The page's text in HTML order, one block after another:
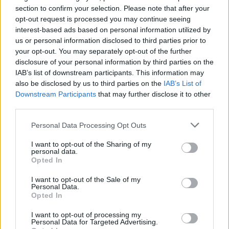
section to confirm your selection. Please note that after your
opt-out request is processed you may continue seeing
interest-based ads based on personal information utilized by
us or personal information disclosed to third parties prior to
your opt-out. You may separately opt-out of the further
disclosure of your personal information by third parties on the
IAB’s list of downstream participants. This information may
also be disclosed by us to third parties on the IAB’s List of
Downstream Participants that may further disclose it to other
Personal Data Processing Opt Outs
I want to opt-out of the Sharing of my
personal data.
Opted In
I want to opt-out of the Sale of my
Personal Data.
Opted In
I want to opt-out of processing my
Personal Data for Targeted Advertising.
Αεροπορίανεκρός είναι ο ένας από τους δύο
χειριστέςτουF-4 Phantom, που συνετρίβη στη
θαλάσσια περιοχή νότια του αεροδρομίου
Ανδραβίδας.
Συνεχίζονται οι έρευνες για τον δεύτερο
χειριστή.
Σύμφωνα με την ανακοίνωση νεκρός είναι ο
29χρονος συγκυβερνήτης του πολεμικού
αεροσκάφους, υποσμηναγόςΜάριος - Μιχαήλ
Τουρούτσικας.
Οι έρευνες συνεχίζονται για τον 31χρονο
κυβερνήτη, Σμηναγό Ευστάθιο Τσιτλακίδη.
Ολόκληρη η ανακοίνωση